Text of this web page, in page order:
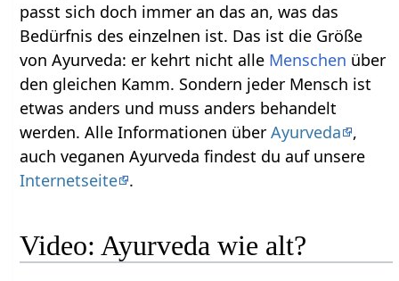
passt sich doch immer an das an, was das
Bedürfnis des einzelnen ist. Das ist die Größe
von Ayurveda: er kehrt nicht alle Menschen über
den gleichen Kamm. Sondern jeder Mensch ist
etwas anders und muss anders behandelt
werden. Alle Informationen überAyurveda
,
auch veganen Ayurveda findest du auf unsere
Internetseite .
Video: Ayurveda wie alt?